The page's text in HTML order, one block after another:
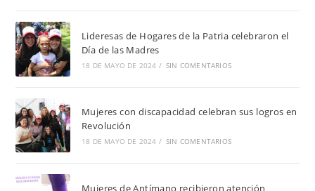
Lideresas de Hogares de la Patria celebraron el
Día de las Madres
18 DE MAYO DE 2024 / SIN COMENTARIOS
Mujeres con discapacidad celebran sus logros en
Revolución
18 DE MAYO DE 2024 / SIN COMENTARIOS
Mujeres de Antímano recibieron atención